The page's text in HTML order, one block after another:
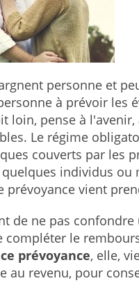
personne et
à prévoir les
loin, pense à
Le régime
couverts par les
individus
prévoyance vient
de ne pas
compléter le
prévoyance, elle,
au revenu, pour